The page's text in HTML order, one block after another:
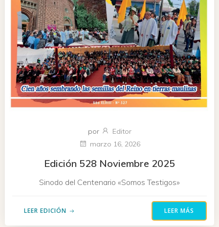
por
Editor
marzo 16, 2026
Edición 528 Noviembre 2025
Sinodo del Centenario «Somos Testigos»
LEER EDICIÓN LEER MÁS